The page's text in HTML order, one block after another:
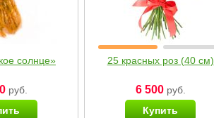
солнце»
руб.
25 красных роз (40 см)
6 500руб.
Купить